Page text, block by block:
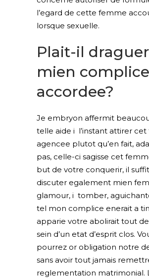
l’egard de cette femme
lorsque sexuelle.
Plait-il draguer
mien complice
accordee?
Je embryon affermit
telle aide i l’instant attirer
agencee plutot qu’en fait,
pas, celle-ci sagisse cet
but de votre conquerir, il
discuter egalement mien
glamour, i tomber,
tel mon complice enerait a
apparie votre abolirait tout
sein d’un etat d’esprit clos.
pourrez or obligation notre
sans avoir tout jamais
reglementation matrimonial.